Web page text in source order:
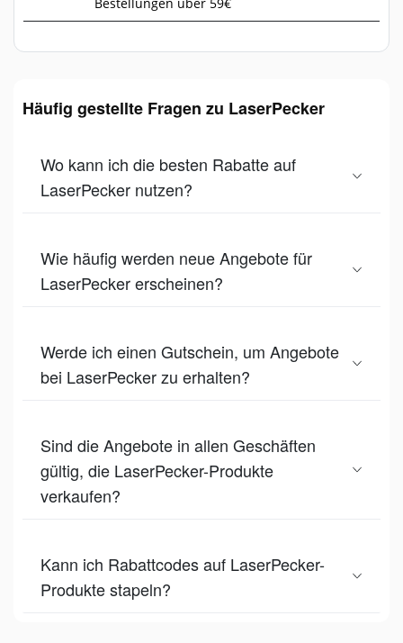
Häufig gestellte Fragen zu LaserPecker
Wo kann ich die besten Rabatte auf
LaserPecker nutzen?
Wie häufig werden neue Angebote für
LaserPecker erscheinen?
Werde ich einen Gutschein, um Angebote
bei LaserPecker zu erhalten?
Sind die Angebote in allen Geschäften
gültig, die LaserPecker-Produkte
verkaufen?
Kann ich Rabattcodes auf LaserPecker-
Produkte stapeln?